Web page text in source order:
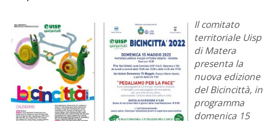
Il comitato
territoriale Uisp
di Matera
presenta la
nuova edizione
del Bicincittà, in
programma
domenica 15